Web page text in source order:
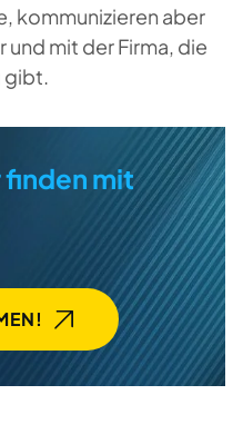
kommunizieren aber
mit der Firma, die
gibt.
finden mit